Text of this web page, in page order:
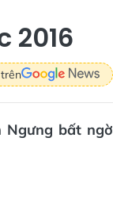
2016
Ngưng bất ngờ